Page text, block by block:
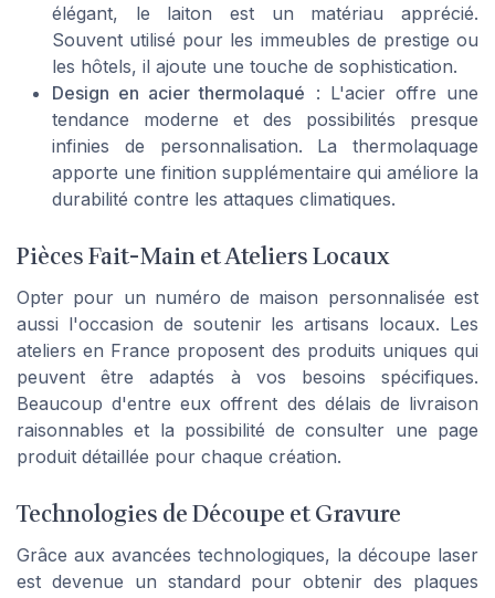
élégant, le laiton est un matériau apprécié.
Souvent utilisé pour les immeubles de prestige ou
les hôtels, il ajoute une touche de sophistication.
Design en acier thermolaqué : L'acier offre une
tendance moderne et des possibilités presque
infinies de personnalisation. La thermolaquage
apporte une finition supplémentaire qui améliore la
durabilité contre les attaques climatiques.
Pièces Fait-Main et Ateliers Locaux
Opter pour un numéro de maison personnalisée est
aussi l'occasion de soutenir les artisans locaux. Les
ateliers en France proposent des produits uniques qui
peuvent être adaptés à vos besoins spécifiques.
Beaucoup d'entre eux offrent des délais de livraison
raisonnables et la possibilité de consulter une page
produit détaillée pour chaque création.
Technologies de Découpe et Gravure
Grâce aux avancées technologiques, la découpe laser
est devenue un standard pour obtenir des plaques